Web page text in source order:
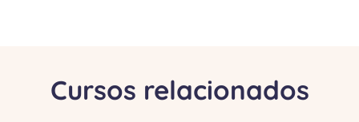
Cursos relacionados